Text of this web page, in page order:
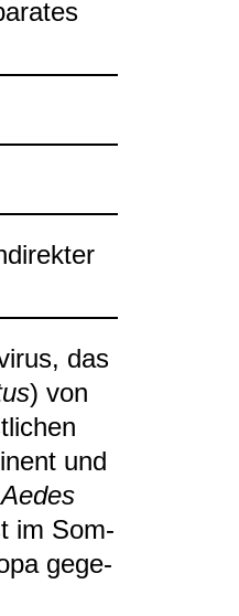
das
) von
und
Aedes
im Som­
gege­